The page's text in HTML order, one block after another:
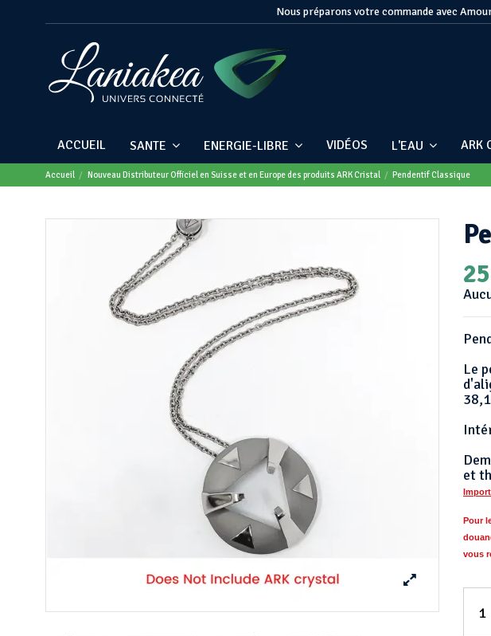
Nous préparons votre commande avec
ACCUEIL SANTE ENERGIE-LIBRE VIDÉOS L'EAU ARK
Accueil Nouveau Distributeur Officiel en Suisse et en Europe des produits ARK Cristal Pendentif Classique
Le
et
Pour
vous